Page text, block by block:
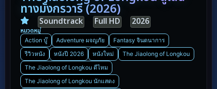
ทางมังกรวารี (2026)
Soundtrack Full HD 2026
หมวดหมู่
Action บู๊ Adventure ผจญภัย
Fantasy จินตนาการ
รีวิวหนัง
หนังปี 2026 หนังใหม่
The Jiaolong of Longkou
The Jiaolong of Longkou ดีไหม
The Jiaolong of Longkou นักแสดง